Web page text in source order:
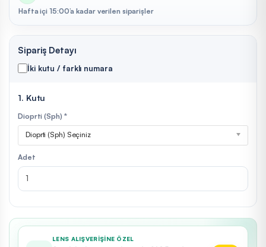
Hafta içi 15:00’a kadar verilen siparişler
Sipariş Detayı
İki kutu / farklı numara
1. Kutu
Dioprti (Sph) *
Dioprti (Sph) Seçiniz
Adet
LENS ALIŞVERIŞINE ÖZEL